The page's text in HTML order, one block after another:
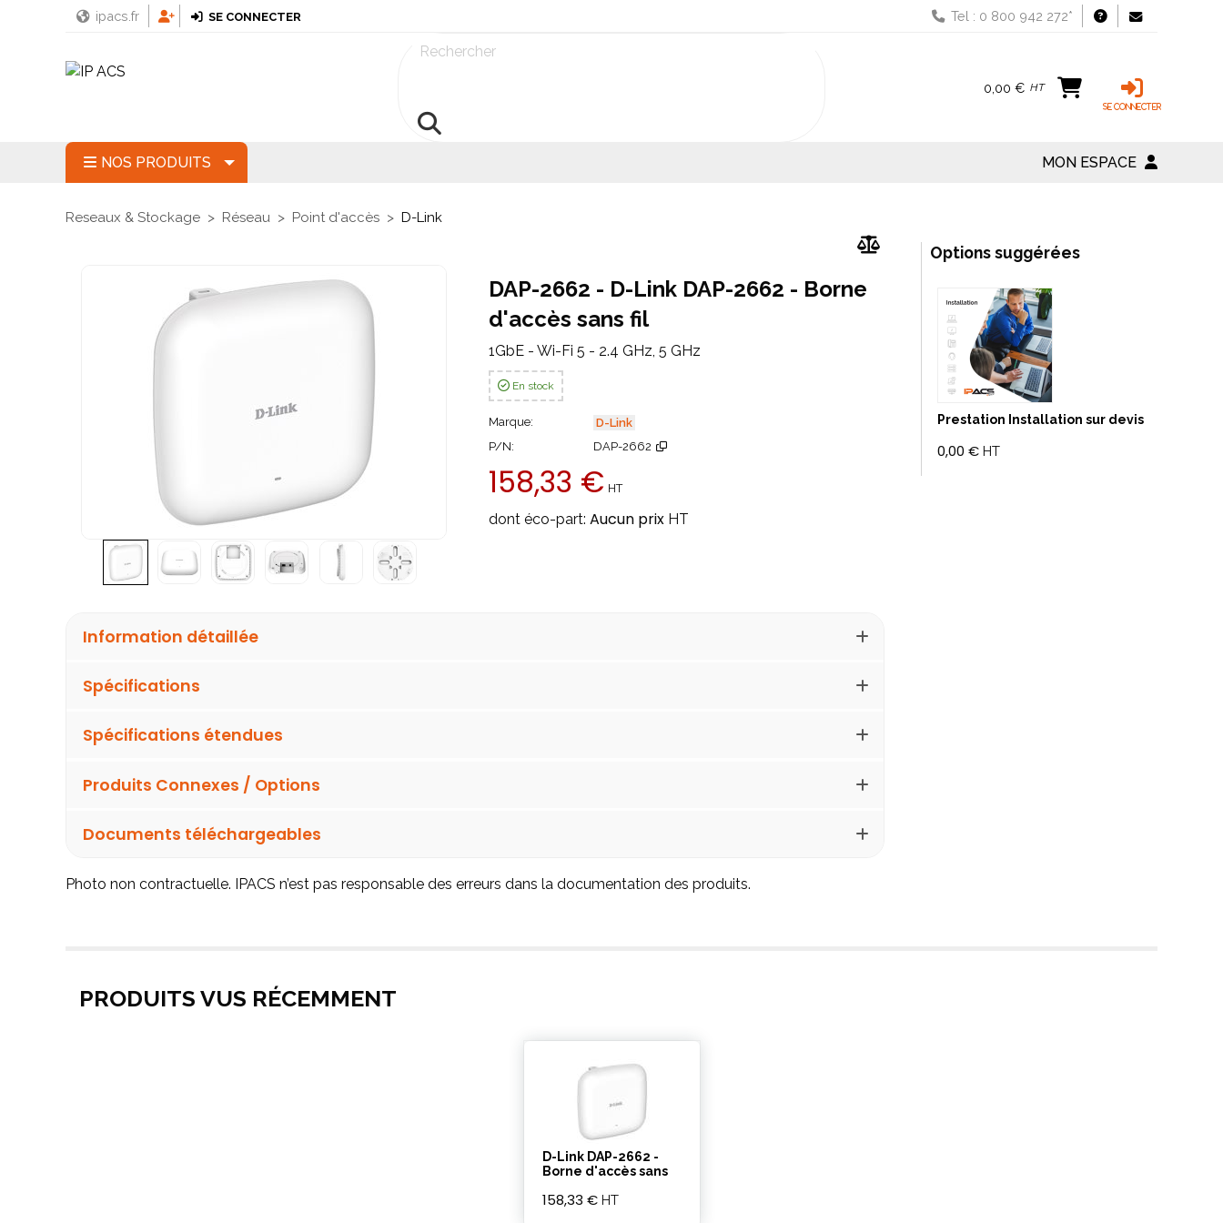
Tel : 0 800 942 272*
ipacs.fr SE CONNECTER
0,00 € HT
Rechercher
NOS PRODUITS MON ESPACE
Reseaux & Stockage Réseau Point d'accès D-Link
DAP-2662 - D-Link DAP-2662 - Borne
d'accès sans fil
1GbE - Wi-Fi 5 - 2.4 GHz, 5 GHz
En stock
Marque
D-Link
P/N
DAP-2662
158,33 € HT
dont éco-part: Aucun prix HT
Information détaillée
Spécifications
Spécifications étendues
Produits Connexes / Options
Documents téléchargeables
Photo non contractuelle. IPACS n’est pas responsable des erreurs dans la documentation des produits.
Options suggérées
Prestation Installation sur devis
0,00 € HT
PRODUITS VUS RÉCEMMENT
D-Link DAP-2662 -
Borne d'accès sans
158,33 € HT